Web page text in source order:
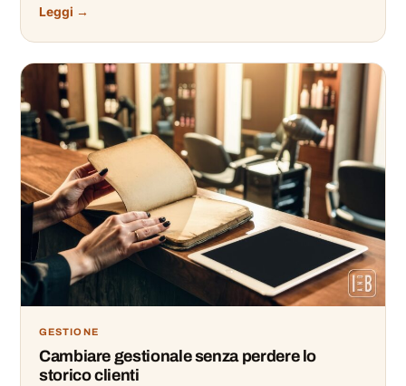
Leggi →
GESTIONE
Cambiare gestionale senza perdere lo
storico clienti